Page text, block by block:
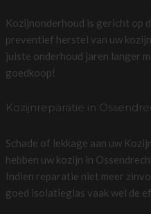
Kozijnonderhoud is gericht op
preventief herstel van uw
juiste onderhoud jaren langer
goedkoop!
Kozijnreparatie in
Schade of lekkage aan uw
hebben uw kozijn in
Indien reparatie niet meer
goed isolatieglas vaak wel de